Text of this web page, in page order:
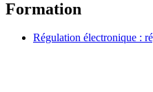
Formation
Régulation électronique :